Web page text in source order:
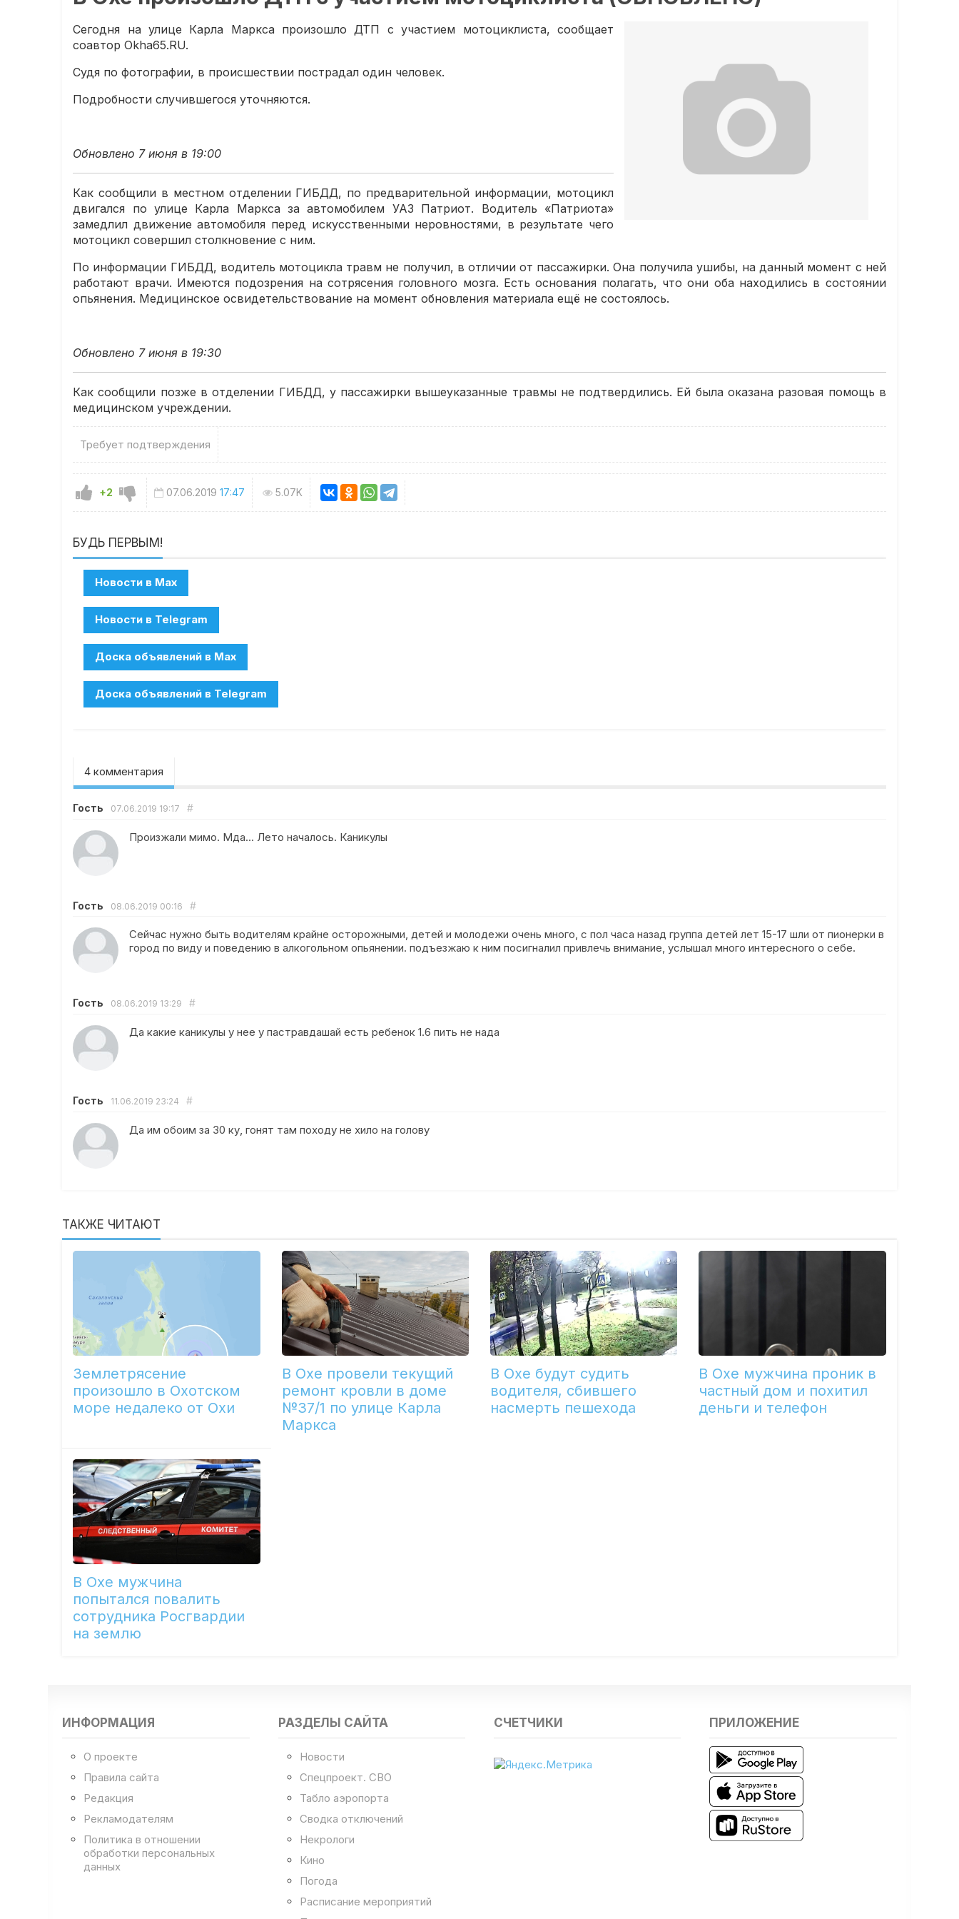
Сегодня на улице Карла Маркса произошло ДТП с участием мотоциклиста, сообщает
соавтор Okha65.RU.
Судя по фотографии, в происшествии пострадал один человек.
Подробности случившегося уточняются.
Обновлено 7 июня в 19:00
Как сообщили в местном отделении ГИБДД, по предварительной информации, мотоцикл
двигался по улице Карла Маркса за автомобилем УАЗ Патриот. Водитель «Патриота»
замедлил движение автомобиля перед искусственными неровностями, в результате чего
мотоцикл совершил столкновение с ним.
По информации ГИБДД, водитель мотоцикла травм не получил, в отличии от пассажирки. Она получила ушибы, на данный момент с ней
работают врачи. Имеются подозрения на сотрясения головного мозга. Есть основания полагать, что они оба находились в состоянии
опьянения. Медицинское освидетельствование на момент обновления материала ещё не состоялось.
Обновлено 7 июня в 19:30
Как сообщили позже в отделении ГИБДД, у пассажирки вышеуказанные травмы не подтвердились. Ей была оказана разовая помощь в
медицинском учреждении.
Требует подтверждения
+2 07.06.2019 17:47 5.07K
БУДЬ ПЕРВЫМ!
4 комментария
Гость 07.06.2019 19:17 #
Произжали мимо. Мда... Лето началось. Каникулы
Гость 08.06.2019 00:16 #
Сейчас нужно быть водителям крайне осторожными, детей и молодежи очень много, с пол часа назад группа детей лет 15-17 шли от пионерки в
город по виду и поведению в алкогольном опьянении. подъезжаю к ним посигналил привлечь внимание, услышал много интересного о себе.
Гость 08.06.2019 13:29 #
Да какие каникулы у нее у пастравдашай есть ребенок 1.6 пить не нада
Гость 11.06.2019 23:24 #
Да им обоим за 30 ку, гонят там походу не хило на голову
ТАКЖЕ ЧИТАЮТ
Землетрясение
произошло в Охотском
море недалеко от Охи
В Охе провели текущий
ремонт кровли в доме
№37/1 по улице Карла
Маркса
В Охе будут судить
водителя, сбившего
насмерть пешехода
В Охе мужчина проник в
частный дом и похитил
деньги и телефон
В Охе мужчина
попытался повалить
сотрудника Росгвардии
на землю
ИНФОРМАЦИЯ
О проекте
Правила сайта
Редакция
Рекламодателям
Политика в отношении
обработки персональных
данных
РАЗДЕЛЫ САЙТА
Новости
Спецпроект. СВО
Табло аэропорта
Сводка отключений
Некрологи
Кино
Погода
Расписание мероприятий
СЧЕТЧИКИ ПРИЛОЖЕНИЕ